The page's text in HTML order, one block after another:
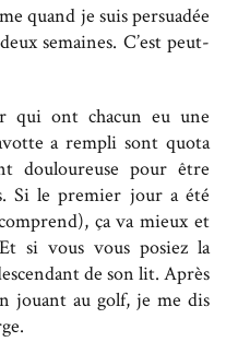
quand je suis persuadée
semaines. C’est peut-
qui ont chacun eu une
a rempli sont quota
douloureuse pour être
Si le premier jour a été
ça va mieux et
si vous vous posiez la
de son lit. Après
jouant au golf, je me dis